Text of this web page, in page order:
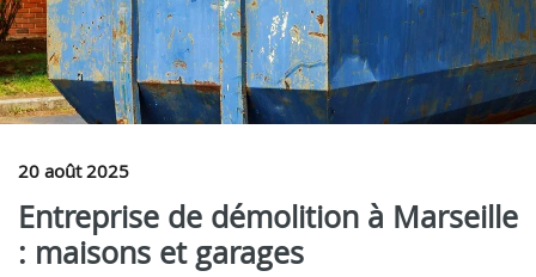
20 août 2025
Entreprise de démolition à Marseille
: maisons et garages